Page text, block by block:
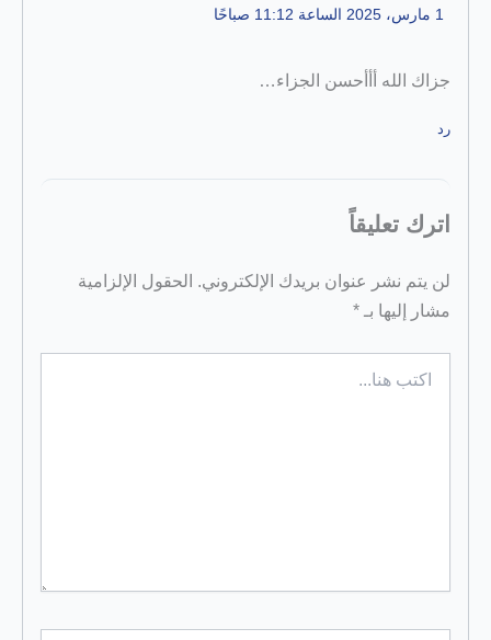
1 مارس، 2025 الساعة 11:12 صباحًا
جزاك الله أأأحسن الجزاء…
رد
اترك تعليقاً
لن يتم نشر عنوان بريدك الإلكتروني. الحقول الإلزامية
مشار إليها بـ*
هنا...